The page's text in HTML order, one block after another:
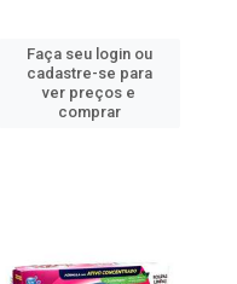
Faça seu login ou
cadastre-se para
ver preços e
comprar